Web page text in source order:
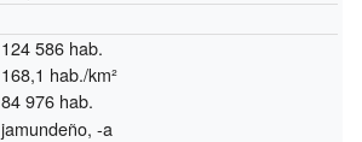
124 586 hab.
168,1 hab./km²
84 976 hab.
jamundeño, -a